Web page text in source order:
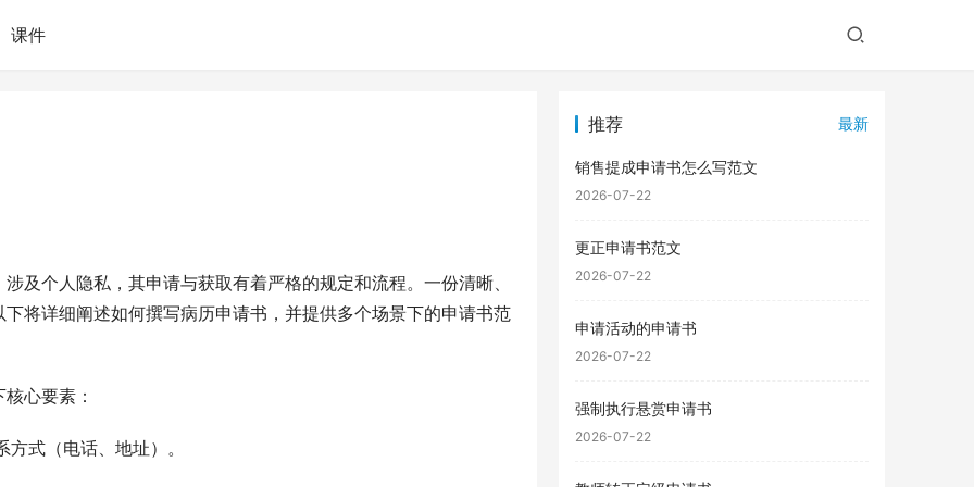
课件
及个人隐私，其申请与获取有着严格的规定和流程。一份清晰、
将详细阐述如何撰写病历申请书，并提供多个场景下的申请书范
心要素：
式（电话、地址）。
推荐 最新
销售提成申请书怎么写范文
2026-07-22
更正申请书范文
2026-07-22
申请活动的申请书
2026-07-22
强制执行悬赏申请书
2026-07-22